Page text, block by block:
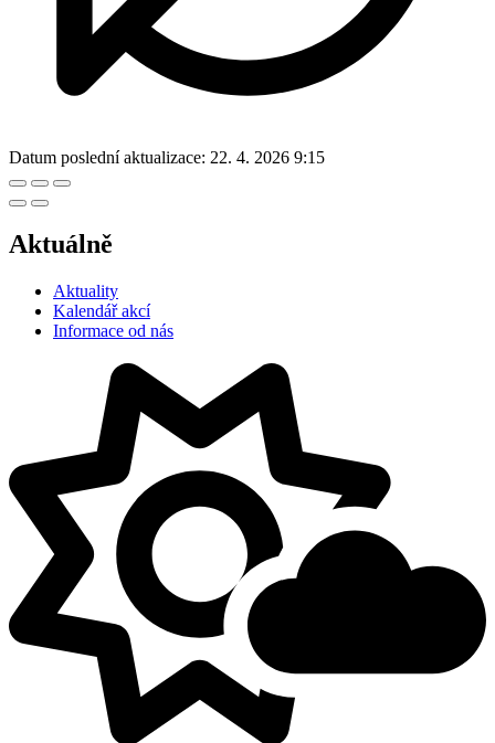
Datum poslední aktualizace: 22. 4. 2026 9:15
Aktuálně
Aktuality
Kalendář akcí
Informace od nás